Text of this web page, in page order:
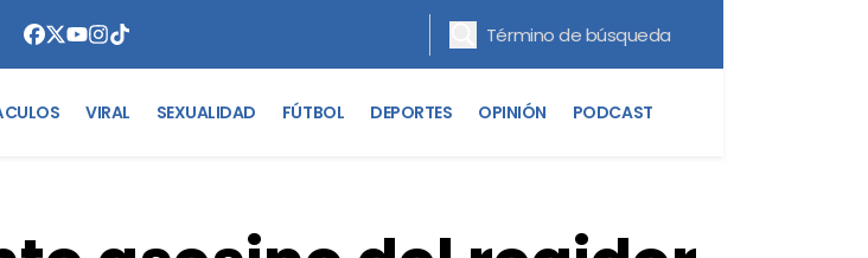
VIRAL SEXUALIDAD FÚTBOL DEPORTES OPINIÓN PODCAST